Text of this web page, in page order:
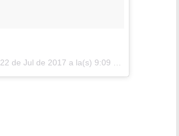
22 de Jul de 2017 a la(s) 9:09 PDT